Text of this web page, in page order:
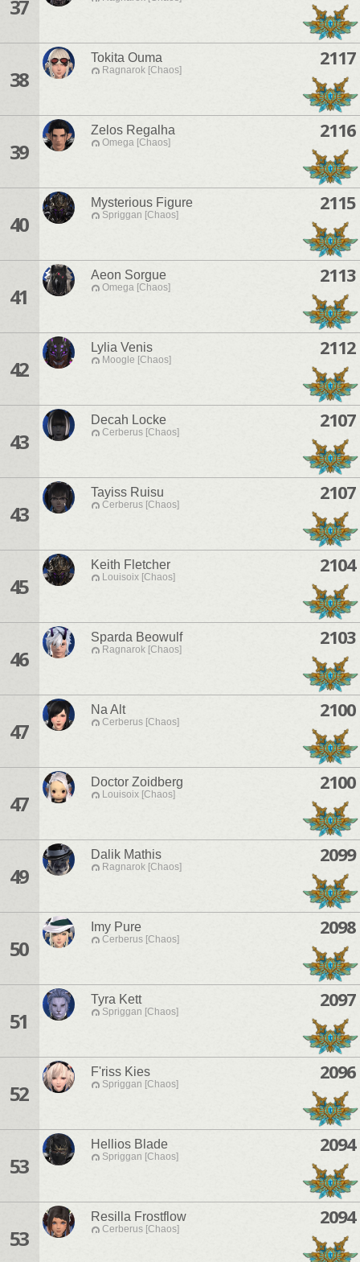
37
38
Tokita Ouma
Ragnarok [Chaos]
2117
39
Zelos Regalha
Omega [Chaos]
2116
40
Mysterious Figure
Spriggan [Chaos]
2115
41
Aeon Sorgue
Omega [Chaos]
2113
42
Lylia Venis
Moogle [Chaos]
2112
43
Decah Locke
Cerberus [Chaos]
2107
43
Tayiss Ruisu
Cerberus [Chaos]
2107
45
Keith Fletcher
Louisoix [Chaos]
2104
46
Sparda Beowulf
Ragnarok [Chaos]
2103
47
Na Alt
Cerberus [Chaos]
2100
47
Doctor Zoidberg
Louisoix [Chaos]
2100
49
Dalik Mathis
Ragnarok [Chaos]
2099
50
Imy Pure
Cerberus [Chaos]
2098
51
Tyra Kett
Spriggan [Chaos]
2097
52
F'riss Kies
Spriggan [Chaos]
2096
53
Hellios Blade
Spriggan [Chaos]
2094
53
Resilla Frostflow
Cerberus [Chaos]
2094